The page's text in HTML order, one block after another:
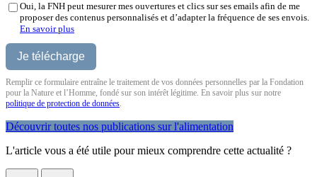
Oui, la FNH peut mesurer mes ouvertures et clics sur ses emails afin de me
proposer des contenus personnalisés et d’adapter la fréquence de ses envois.
En savoir plus
Remplir ce formulaire entraîne le traitement de vos données personnelles par la Fondation
pour la Nature et l’Homme, fondé sur son intérêt légitime. En savoir plus sur notre
politique de protection de données.
Découvrir toutes nos publications sur l'alimentation
L'article vous a été utile pour mieux comprendre cette actualité ?